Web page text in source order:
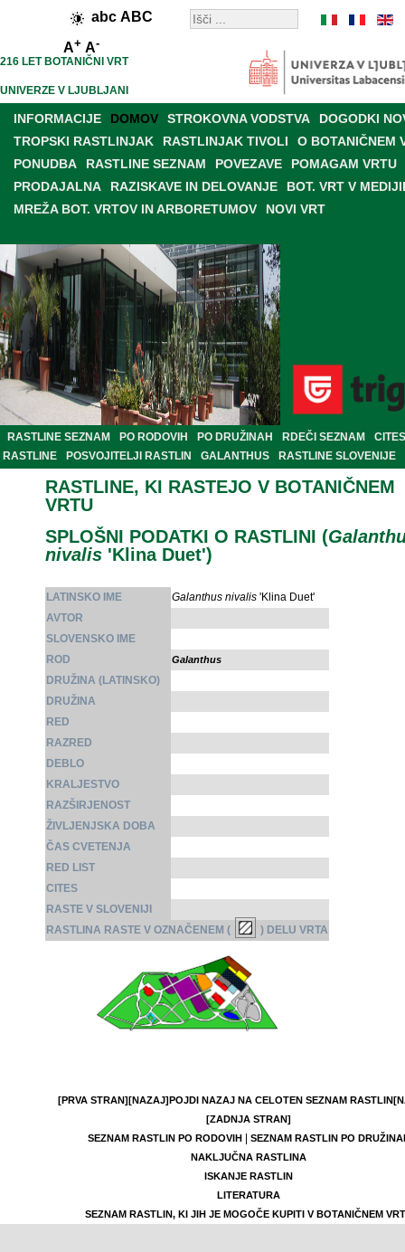
abc ABC
A+ A-
216 LET BOTANIČNI VRT
UNIVERZE V LJUBLJANI
INFORMACIJE DOMOV STROKOVNA VODSTVA
DOGODKI
TROPSKI RASTLINJAK
RASTLINJAK TIVOLI
O BOTANIČNEM
PONUDBA
RASTLINE SEZNAM POVEZAVE
POMAGAM VRTU
PRODAJALNA
RAZISKAVE IN DELOVANJE
BOT. VRT V
MREŽA BOT. VRTOV IN ARBORETUMOV
NOVI VRT
RASTLINE SEZNAM PO RODOVIH PO DRUŽINAH RDEČI SEZNAM
CITES
RASTLINE
POSVOJITELJI RASTLIN GALANTHUS RASTLINE SLOVENIJE
RASTLINE, KI RASTEJO V BOTANIČNEM
VRTU
SPLOŠNI PODATKI O RASTLINI (
nivalis 'Klina Duet')
LATINSKO IME Galanthus nivalis 'Klina Duet'
AVTOR
SLOVENSKO IME
ROD
Galanthus
DRUŽINA (LATINSKO)
DRUŽINA
RED
RAZRED
DEBLO
KRALJESTVO
RAZŠIRJENOST
ŽIVLJENJSKA DOBA
ČAS CVETENJA
RED LIST
CITES
RASTE V SLOVENIJI
RASTLINA RASTE V OZNAČENEM (
) DELU VRTA
[PRVA STRAN][NAZAJ]POJDI NAZAJ NA CELOTEN SEZNAM RASTLIN
[ZADNJA STRAN]
SEZNAM RASTLIN PO RODOVIH|
SEZNAM RASTLIN PO
NAKLJUČNA RASTLINA
ISKANJE RASTLIN
LITERATURA
SEZNAM RASTLIN, KI JIH JE MOGOČE KUPITI V BOTANIČNEM